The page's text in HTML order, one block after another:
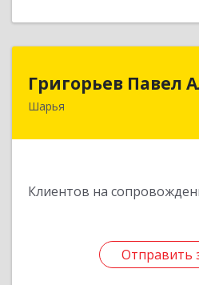
Григорьев Павел
Шарья
Клиентов на
Отправить
157505, Костромская
Отправить